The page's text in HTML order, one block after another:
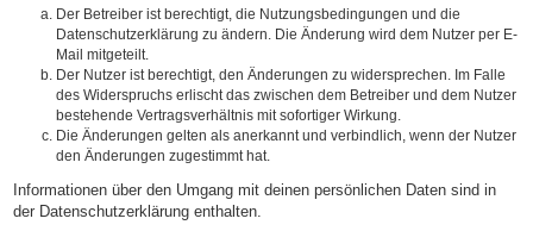
Der Betreiber ist berechtigt, die Nutzungsbedingungen und die
Datenschutzerklärung zu ändern. Die Änderung wird dem Nutzer per E-
Mail mitgeteilt.
Der Nutzer ist berechtigt, den Änderungen zu widersprechen. Im Falle
des Widerspruchs erlischt das zwischen dem Betreiber und dem Nutzer
bestehende Vertragsverhältnis mit sofortiger Wirkung.
Die Änderungen gelten als anerkannt und verbindlich, wenn der Nutzer
den Änderungen zugestimmt hat.
Informationen über den Umgang mit deinen persönlichen Daten sind in
der Datenschutzerklärung enthalten.